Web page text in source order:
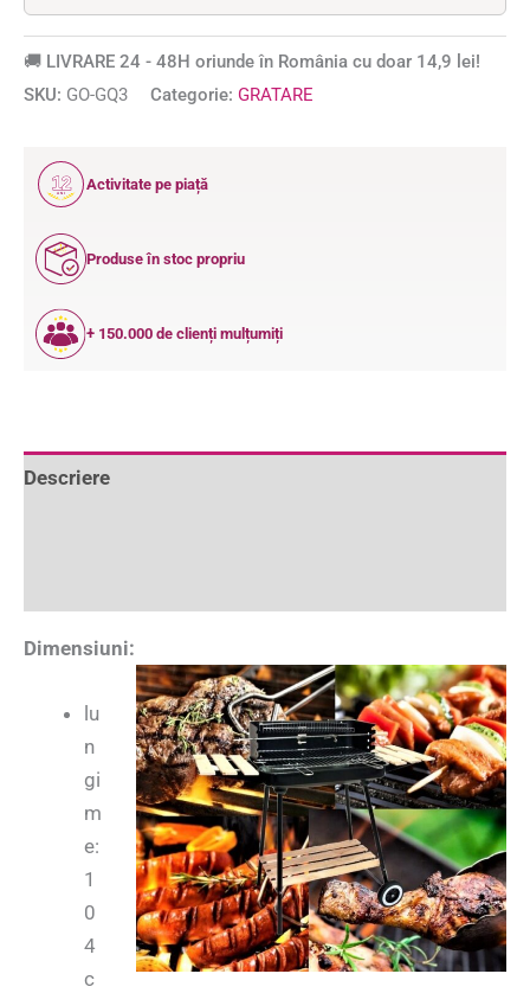
🚚 LIVRARE 24 - 48H oriunde în România cu doar 14,9 lei!
SKU: GO-GQ3 Categorie: GRATARE
12
ANI
Activitate pe piață
Produse în stoc propriu
+ 150.000 de clienți mulțumiți
Descriere
Dimensiuni:
lu
n
gi
m
e:
1
0
4
c